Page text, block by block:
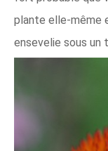
plante elle-même
ensevelie sous un